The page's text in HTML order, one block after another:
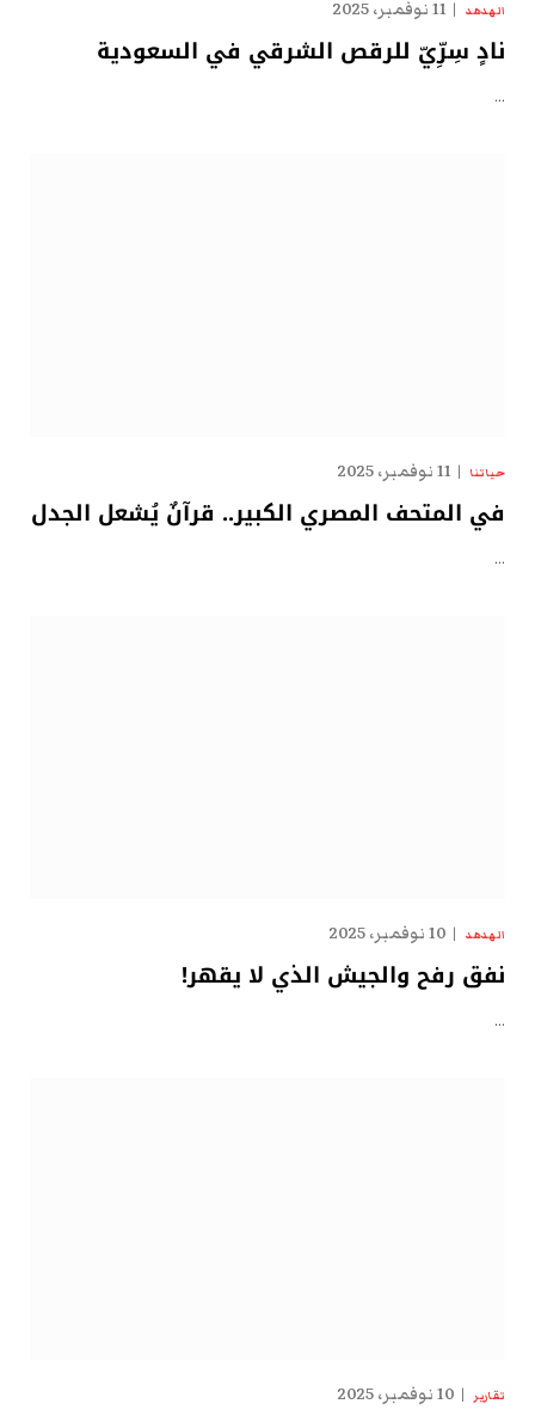
الهدهد 11 نوفمبر، 2025
نادٍ سِرِّيّ للرقص الشرقي في السعودية
…
حياتنا 11 نوفمبر، 2025
في المتحف المصري الكبير.. قرآنٌ يُشعل الجدل
…
الهدهد 10 نوفمبر، 2025
نفق رفح والجيش الذي لا يقهر!
…
تقارير 10 نوفمبر، 2025